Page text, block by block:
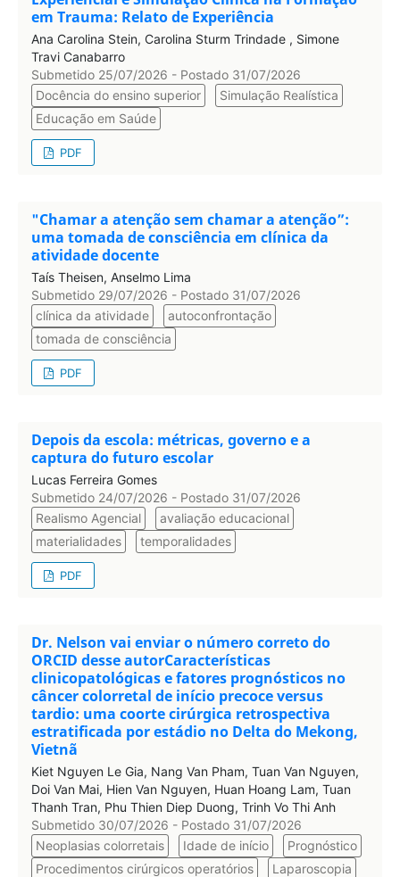
em Trauma: Relato de Experiência
Ana Carolina Stein, Carolina Sturm Trindade , Simone
Travi Canabarro
Submetido 25/07/2026 - Postado 31/07/2026
Docência do ensino superior
Simulação Realística
Educação em Saúde
PDF
"Chamar a atenção sem chamar a atenção”:
uma tomada de consciência em clínica da
atividade docente
Taís Theisen, Anselmo Lima
Submetido 29/07/2026 - Postado 31/07/2026
clínica da atividade
autoconfrontação
tomada de consciência
PDF
Depois da escola: métricas, governo e a
captura do futuro escolar
Lucas Ferreira Gomes
Submetido 24/07/2026 - Postado 31/07/2026
Realismo Agencial
avaliação educacional
materialidades
temporalidades
PDF
Dr. Nelson vai enviar o número correto do
ORCID desse autorCaracterísticas
clinicopatológicas e fatores prognósticos no
câncer colorretal de início precoce versus
tardio: uma coorte cirúrgica retrospectiva
estratificada por estádio no Delta do Mekong,
Vietnã
Kiet Nguyen Le Gia, Nang Van Pham, Tuan Van Nguyen,
Doi Van Mai, Hien Van Nguyen, Huan Hoang Lam, Tuan
Thanh Tran, Phu Thien Diep Duong, Trinh Vo Thi Anh
Submetido 30/07/2026 - Postado 31/07/2026
Neoplasias colorretais
Idade de início
Prognóstico
Procedimentos cirúrgicos operatórios
Laparoscopia